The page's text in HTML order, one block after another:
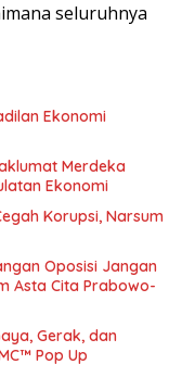
seluruhnya
Ekonomi
Merdeka
Ekonomi
Korupsi, Narsum
Oposisi Jangan
Asta Cita Prabowo-
Gerak, dan
Pop Up